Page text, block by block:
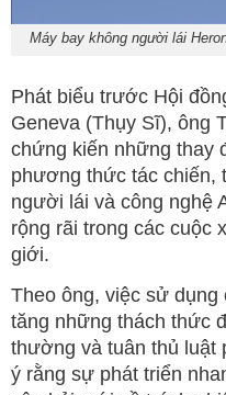
Máy bay không người lái
Phát biểu trước Hội
Geneva (Thụy Sĩ), ông
chứng kiến những thay
phương thức tác chiến,
người lái và công nghệ
rộng rãi trong các cuộc
giới.
Theo ông, việc sử dụng
tăng những thách thức
thường và tuân thủ luật
ý rằng sự phát triển